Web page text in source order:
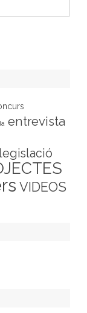
entrevista
legislació
VIDEOS